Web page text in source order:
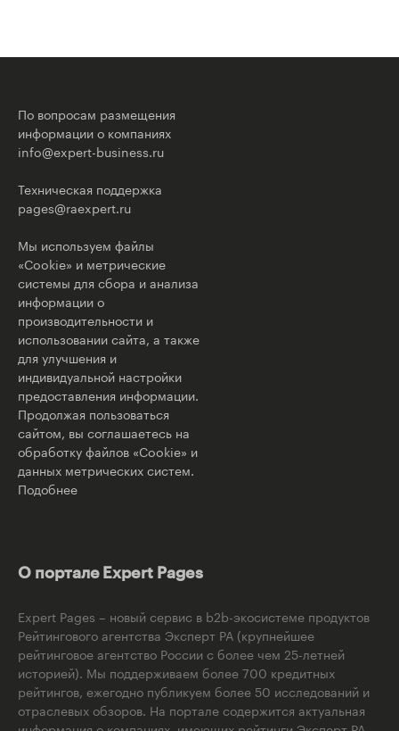
По вопросам размещения
информации о компаниях
info@expert-business.ru
Техническая поддержка
pages@raexpert.ru
Мы используем файлы
«Cookie» и метрические
системы для сбора и анализа
информации о
производительности и
использовании сайта, а также
для улучшения и
индивидуальной настройки
предоставления информации.
Продолжая пользоваться
сайтом, вы соглашаетесь на
обработку файлов «Cookie» и
данных метрических систем.
Подобнее
О портале Expert Pages
Expert Pages – новый сервис в b2b-экосистеме продуктов
Рейтингового агентства Эксперт РА (крупнейшее
рейтинговое агентство России с более чем 25-летней
историей). Мы поддерживаем более 700 кредитных
рейтингов, ежегодно публикуем более 50 исследований и
отраслевых обзоров. На портале содержится актуальная